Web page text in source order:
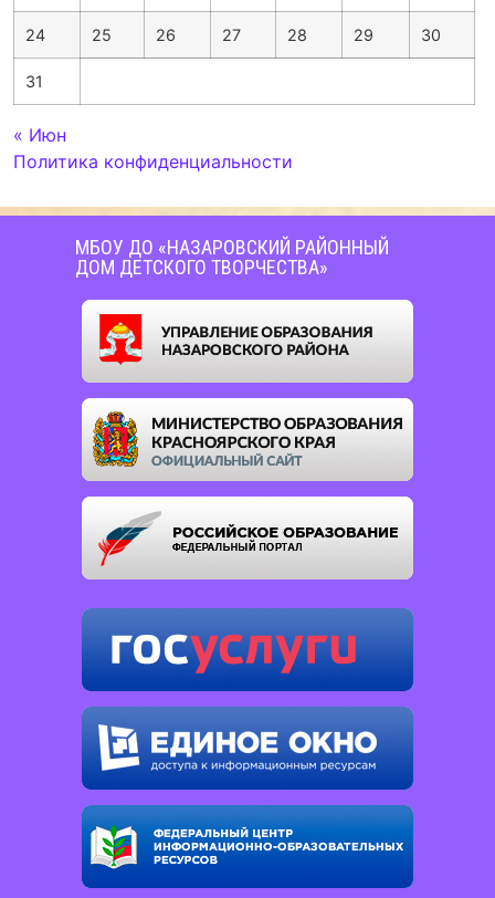
24 25 26 27 28 29 30
31
« Июн
Политика конфиденциальности
МБОУ ДО «НАЗАРОВСКИЙ РАЙОННЫЙ
ДОМ ДЕТСКОГО ТВОРЧЕСТВА»